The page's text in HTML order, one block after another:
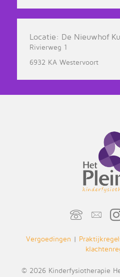
Locatie: De Nieuwhof
Rivierweg 1
6932 KA Westervoort
Vergoedingen |
© 2026 Kinderfysiotherapie